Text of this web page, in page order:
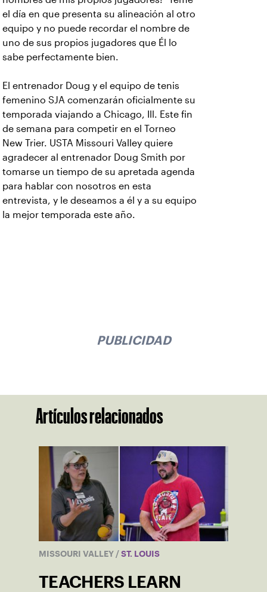
el día en que presenta su alineación al otro
equipo y no puede recordar el nombre de
uno de sus propios jugadores que Él lo
sabe perfectamente bien.
El entrenador Doug y el equipo de tenis
femenino SJA comenzarán oficialmente su
temporada viajando a Chicago, Ill. Este fin
de semana para competir en el Torneo
New Trier. USTA Missouri Valley quiere
agradecer al entrenador Doug Smith por
tomarse un tiempo de su apretada agenda
para hablar con nosotros en esta
entrevista, y le deseamos a él y a su equipo
la mejor temporada este año.
PUBLICIDAD
Artículos relacionados
MISSOURI VALLEY / ST. LOUIS
TEACHERS LEARN